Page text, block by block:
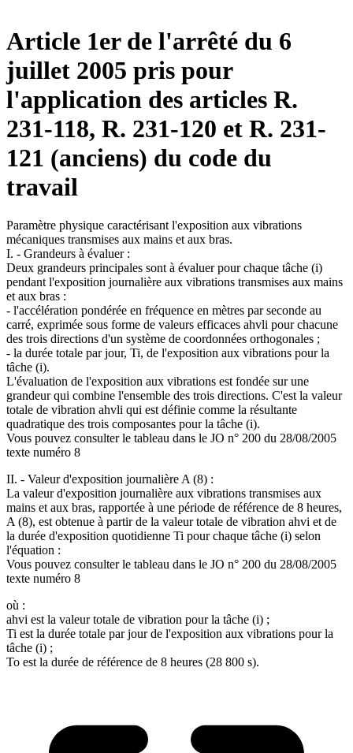
Article 1er de l'arrêté du 6
juillet 2005 pris pour
l'application des articles R.
231-118, R. 231-120 et R. 231-
121 (anciens) du code du
travail
Paramètre physique caractérisant l'exposition aux vibrations
mécaniques transmises aux mains et aux bras.
I. - Grandeurs à évaluer :
Deux grandeurs principales sont à évaluer pour chaque tâche (i)
pendant l'exposition journalière aux vibrations transmises aux mains
et aux bras :
- l'accélération pondérée en fréquence en mètres par seconde au
carré, exprimée sous forme de valeurs efficaces ahvli pour chacune
des trois directions d'un système de coordonnées orthogonales ;
- la durée totale par jour, Ti, de l'exposition aux vibrations pour la
tâche (i).
L'évaluation de l'exposition aux vibrations est fondée sur une
grandeur qui combine l'ensemble des trois directions. C'est la valeur
totale de vibration ahvli qui est définie comme la résultante
quadratique des trois composantes pour la tâche (i).
Vous pouvez consulter le tableau dans le JO n° 200 du 28/08/2005
texte numéro 8
II. - Valeur d'exposition journalière A (8) :
La valeur d'exposition journalière aux vibrations transmises aux
mains et aux bras, rapportée à une période de référence de 8 heures,
A (8), est obtenue à partir de la valeur totale de vibration ahvi et de
la durée d'exposition quotidienne Ti pour chaque tâche (i) selon
l'équation :
Vous pouvez consulter le tableau dans le JO n° 200 du 28/08/2005
texte numéro 8
où :
ahvi est la valeur totale de vibration pour la tâche (i) ;
Ti est la durée totale par jour de l'exposition aux vibrations pour la
tâche (i) ;
To est la durée de référence de 8 heures (28 800 s).